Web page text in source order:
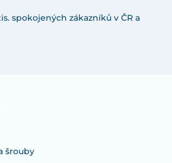
spokojených zákazníků v ČR a
šrouby